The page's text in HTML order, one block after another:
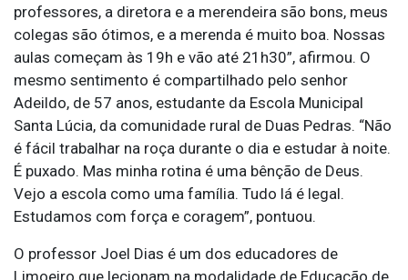
professores, a diretora e a merendeira são bons, meus
colegas são ótimos, e a merenda é muito boa. Nossas
aulas começam às 19h e vão até 21h30”, afirmou. O
mesmo sentimento é compartilhado pelo senhor
Adeildo, de 57 anos, estudante da Escola Municipal
Santa Lúcia, da comunidade rural de Duas Pedras. “Não
é fácil trabalhar na roça durante o dia e estudar à noite.
É puxado. Mas minha rotina é uma bênção de Deus.
Vejo a escola como uma família. Tudo lá é legal.
Estudamos com força e coragem”, pontuou.
O professor Joel Dias é um dos educadores de